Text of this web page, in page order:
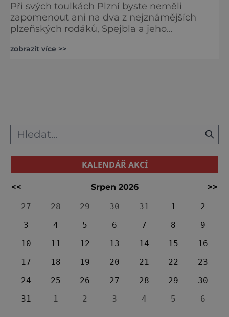
Při svých toulkách Plzní byste neměli
zapomenout ani na dva z nejznámějších
plzeňských rodáků, Spejbla a jeho
Josefu Skupovi, jejich duchovnímu otci a
zobrazit více >>
KALENDÁŘ AKCÍ
<< Srpen 2026
>>
27
28 29 30 31 1
2
3
4 5 6 7 8
9
10
11 12 13 14 15
16
17
18 19 20 21 22
23
24
25 26 27 28 29
30
31
1 2 3 4 5 6